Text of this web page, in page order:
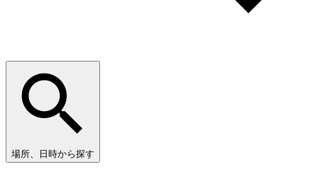
場所、日時から探す